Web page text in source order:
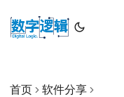
首页 软件分享